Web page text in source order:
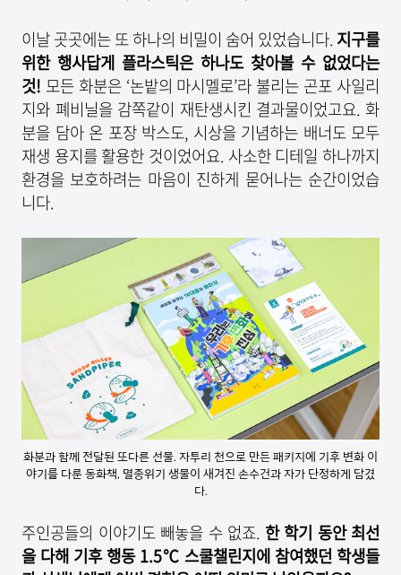
이날 곳곳에는 또 하나의 비밀이 숨어 있었습니다. 지구를
위한 행사답게 플라스틱은 하나도 찾아볼 수 없었다는
것! 모든 화분은 ‘논밭의 마시멜로’라 불리는 곤포 사일리
지와 폐비닐을 감쪽같이 재탄생시킨 결과물이었고요. 화
분을 담아 온 포장 박스도, 시상을 기념하는 배너도 모두
재생 용지를 활용한 것이었어요. 사소한 디테일 하나까지
환경을 보호하려는 마음이 진하게 묻어나는 순간이었습
니다.
화분과 함께 전달된 또다른 선물. 자투리 천으로 만든 패키지에 기후 변화 이
야기를 다룬 동화책, 멸종위기 생물이 새겨진 손수건과 자가 단정하게 담겼
다.
주인공들의 이야기도 빼놓을 수 없죠. 한 학기 동안 최선
을 다해 기후 행동1.5℃ 스쿨챌린지에 참여했던 학생들